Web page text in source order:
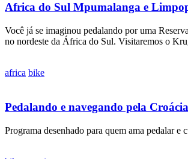
Africa do Sul Mpumalanga e
Você já se imaginou pedalando por uma
no nordeste da África do Sul. Visitaremos o
africa bike
Pedalando e navegando pela Croácia
Programa desenhado para quem ama pedalar e